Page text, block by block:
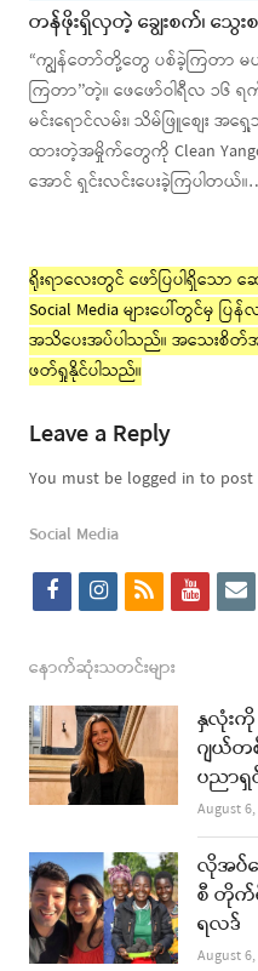
တန်ဖိုးရှိလှတဲ့ ချွေးစက်၊
“ကျွန်တော်တို့တွေ ပစ်ခဲ့ကြတာ
ကြတာ’’တဲ့။ ဖေဖော်ဝါရီလ ၁
မင်းရောင်လမ်း၊ သိမ်ဖြူစျေး အ
ထားတဲ့အမှိုက်တွေကို Clean
အောင် ရှင်းလင်းပေးခဲ့ကြပါတယ်
ရိုးရာလေးတွင် ဖော်ပြပါရှိသော ဆ
Social Media များပေါ်တွင်မှ ပ
အသိပေးအပ်ပါသည်။ အသေးစိတ်
ဖတ်ရှုနိုင်ပါသည်။
Leave a Reply
You must be logged in to
Social Media
f
c
e
b
o
k
i
s
t
a
g
a
m
r
s
y
t
u
b
e
e
i
l
နောက်ဆုံးသတင်းများ
နှလုံး
ဂျယ်တ
ပညာရှ
August
လိုအပ်န
စီ တိုက်
ရလဒ်
August